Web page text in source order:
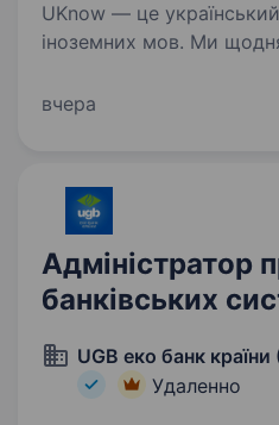
UKnow — це український
іноземних мов. Ми
любов до навчання Більше про нас тут:
вчера
Адміністратор
банківських
UGB еко банк
Удаленно